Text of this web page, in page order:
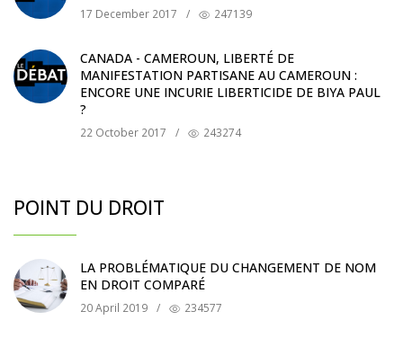
17 December 2017 / 247139
CANADA - CAMEROUN, LIBERTÉ DE
MANIFESTATION PARTISANE AU CAMEROUN :
ENCORE UNE INCURIE LIBERTICIDE DE BIYA PAUL
?
22 October 2017 / 243274
POINT DU DROIT
LA PROBLÉMATIQUE DU CHANGEMENT DE NOM
EN DROIT COMPARÉ
20 April 2019 / 234577